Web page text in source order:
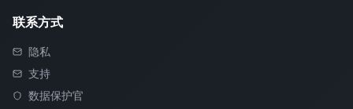
联系方式
隐私
支持
数据保护官